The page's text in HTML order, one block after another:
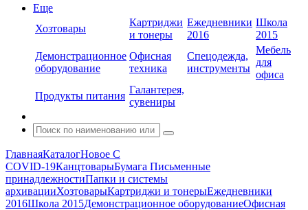
Еще
Хозтовары
Картриджи
и тонеры
Ежедневники
2016
Школа
2015
Демонстрационное
оборудование
Офисная
техника
Спецодежда,
инструменты
Мебель
для
офиса
Продукты питания
Галантерея,
сувениры
ГлавнаяКаталогНовое С
COVID-19КанцтоварыБумага Письменные
принадлежностиПапки и системы
архивацииХозтоварыКартриджи и тонерыЕжедневники
2016Школа 2015Демонстрационное оборудованиеОфисная